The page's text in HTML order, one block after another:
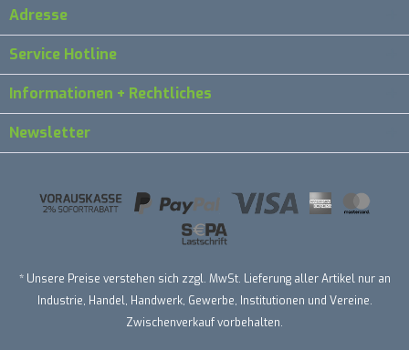
Adresse
Service Hotline
Informationen + Rechtliches
Newsletter
* Unsere Preise verstehen sich zzgl. MwSt. Lieferung aller Artikel nur an
Industrie, Handel, Handwerk, Gewerbe, Institutionen und Vereine.
Zwischenverkauf vorbehalten.